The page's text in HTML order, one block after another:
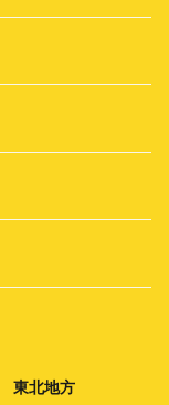
東北地方